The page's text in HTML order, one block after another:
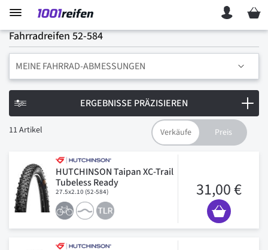
Mein
Fahrradreifen 52-584
11Artikel
HUTCHINSON Taipan XC-Trail
Tubeless Ready
27.5x2.10 (52-584) 31,00 €
MEINE FAHRRAD-ABMESSUNGEN
ERGEBNISSE PRÄZISIEREN